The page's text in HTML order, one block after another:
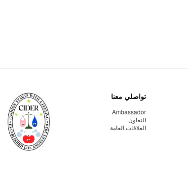
تواصلي معنا
Ambassador
التعاون
العلاقات العامة